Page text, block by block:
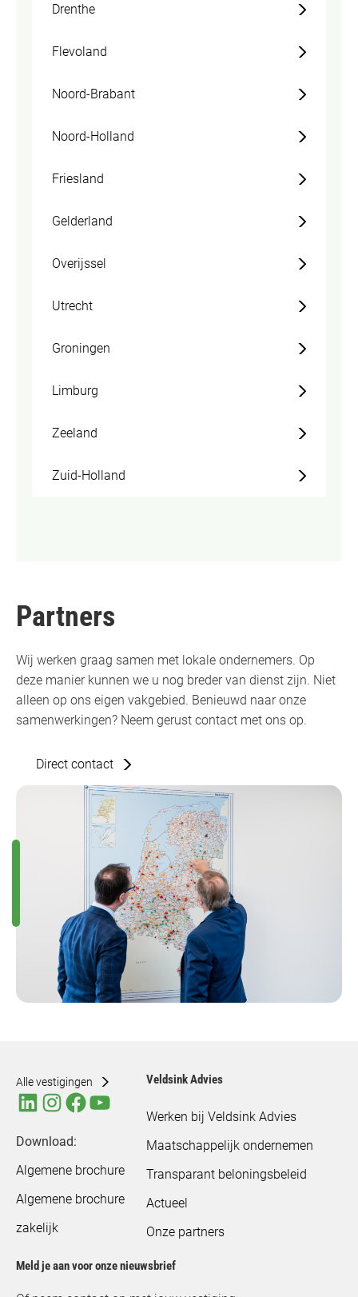
Drenthe
Flevoland
Noord-Brabant
Noord-Holland
Friesland
Gelderland
Overijssel
Utrecht
Groningen
Limburg
Zeeland
Zuid-Holland
Partners
Wij werken graag samen met lokale ondernemers. Op
deze manier kunnen we u nog breder van dienst zijn. Niet
alleen op ons eigen vakgebied. Benieuwd naar onze
samenwerkingen? Neem gerust contact met ons op.
Direct contact
Alle vestigingen
Download:
Algemene brochure
Algemene brochure
zakelijk
Veldsink Advies
Werken bij Veldsink Advies
Maatschappelijk ondernemen
Transparant beloningsbeleid
Actueel
Onze partners
Meld je aan voor onze nieuwsbrief